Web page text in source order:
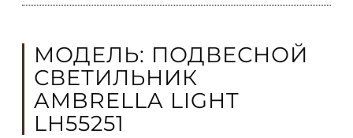
МОДЕЛЬ: ПОДВЕСНОЙ
СВЕТИЛЬНИК
AMBRELLA LIGHT
LH55251